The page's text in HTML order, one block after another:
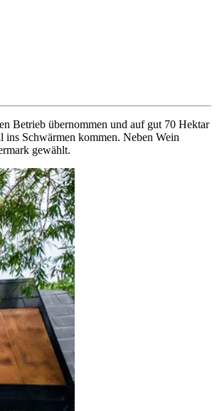
Betrieb übernommen und auf gut 70 Hektar
ins Schwärmen kommen. Neben Wein
gewählt.